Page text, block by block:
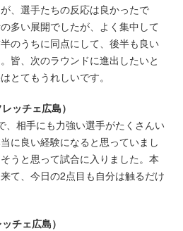
、選手たちの反応は良かったで
多い展開でしたが、よく集中して
のうちに同点にして、後半も良い
皆、次のラウンドに進出したいと
とてもうれしいです。
ッチェ広島）
、相手にも力強い選手がたくさんい
に良い経験になると思っていまし
うと思って試合に入りました。本
て、今日の2点目も自分は触るだけ
チェ広島）